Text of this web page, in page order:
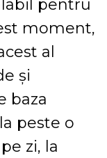
pentru
moment,
al
şi
baza
peste o
zi, la